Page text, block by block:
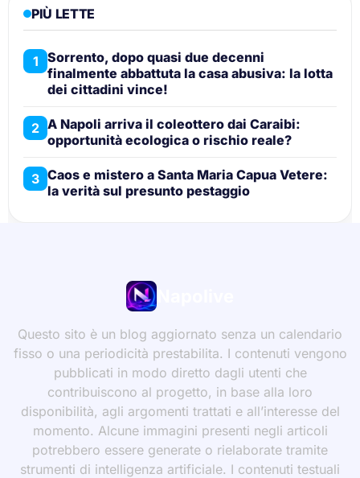
PIÙ LETTE
1 Sorrento, dopo quasi due decenni
finalmente abbattuta la casa abusiva: la lotta
dei cittadini vince!
2 A Napoli arriva il coleottero dai Caraibi:
opportunità ecologica o rischio reale?
3 Caos e mistero a Santa Maria Capua Vetere:
la verità sul presunto pestaggio
Questo sito è un blog aggiornato senza un calendario
fisso o una periodicità prestabilita. I contenuti vengono
pubblicati in modo diretto dagli utenti che
contribuiscono al progetto, in base alla loro
disponibilità, agli argomenti trattati e all’interesse del
momento. Alcune immagini presenti negli articoli
potrebbero essere generate o rielaborate tramite
strumenti di intelligenza artificiale. I contenuti testuali